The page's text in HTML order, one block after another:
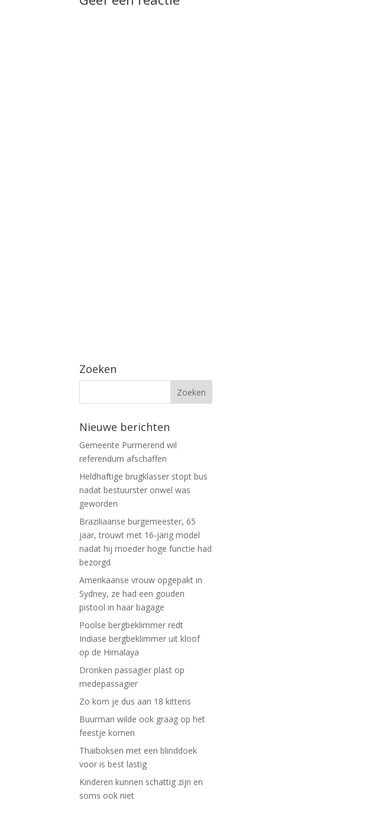
Zoeken
Nieuwe berichten
Gemeente Purmerend wil
referendum afschaffen
Heldhaftige brugklasser stopt bus
nadat bestuurster onwel was
geworden
Braziliaanse burgemeester, 65
jaar, trouwt met 16-jarig model
nadat hij moeder hoge functie had
bezorgd
Amerikaanse vrouw opgepakt in
Sydney, ze had een gouden
pistool in haar bagage
Poolse bergbeklimmer redt
Indiase bergbeklimmer uit kloof
op de Himalaya
Dronken passagier plast op
medepassagier
Zo kom je dus aan 18 kittens
Buurman wilde ook graag op het
feestje komen
Thaiboksen met een blinddoek
voor is best lastig
Kinderen kunnen schattig zijn en
soms ook niet